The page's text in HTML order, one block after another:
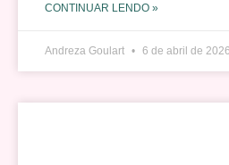
CONTINUAR LENDO »
Andreza Goulart 6 de abril de 2026